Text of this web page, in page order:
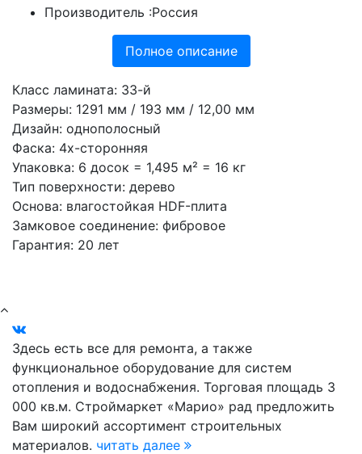
Производитель :Россия
Полное описание
Класс ламината: 33-й
Размеры: 1291 мм / 193 мм / 12,00 мм
Дизайн: однополосный
Фаска: 4х-сторонняя
Упаковка: 6 досок = 1,495 м² = 16 кг
Тип поверхности: дерево
Основа: влагостойкая HDF-плита
Замковое соединение: фибровое
Гарантия: 20 лет
Здесь есть все для ремонта, а также
функциональное оборудование для систем
отопления и водоснабжения. Торговая площадь 3
000 кв.м. Строймаркет «Марио» рад предложить
Вам широкий ассортимент строительных
материалов. читать далее